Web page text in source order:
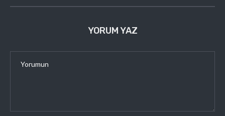
YORUM YAZ